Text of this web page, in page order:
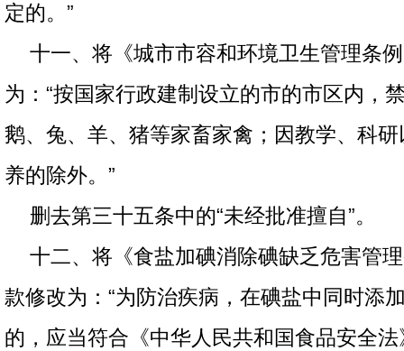
定的。”
十一、将《城市市容和环境卫生管理条
为：“按国家行政建制设立的市的市区内，
鹅、兔、羊、猪等家畜家禽；因教学、科
养的除外。”
删去第三十五条中的“未经批准擅自”。
十二、将《食盐加碘消除碘缺乏危害管
款修改为：“为防治疾病，在碘盐中同时添
的，应当符合《中华人民共和国食品安全